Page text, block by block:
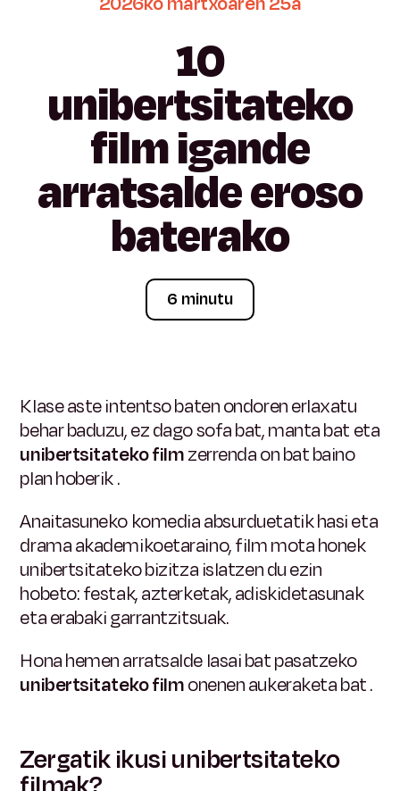
10
unibertsitateko
filmigande
arratsaldeeroso
baterako
6 minutu
Klase aste intentso baten ondoren erlaxatu
behar baduzu, ez dago sofa bat, manta bat eta
unibertsitateko filmzerrenda on bat baino
plan hoberik.
Anaitasuneko komedia absurduetatik hasi eta
drama akademikoetaraino, film mota honek
unibertsitateko bizitza islatzen du ezin
hobeto: festak, azterketak, adiskidetasunak
eta erabaki garrantzitsuak.
Hona hemenarratsalde lasai bat pasatzeko
unibertsitateko filmonenen aukeraketa bat.
Zergatik ikusi unibertsitateko